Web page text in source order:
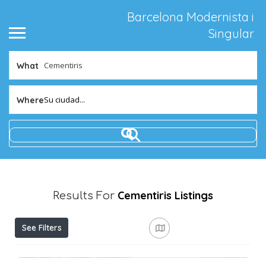
Barcelona Modernista i
Singular
What
WhereSu ciudad...
Results For Cementiris Listings
See Filters